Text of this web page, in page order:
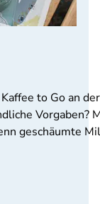
to Go an
Vorgaben?
geschäumte